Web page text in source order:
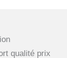
qualité prix